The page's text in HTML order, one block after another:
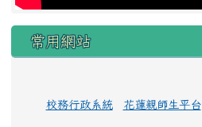
常用網站
校務行政系統 花蓮親師生平台